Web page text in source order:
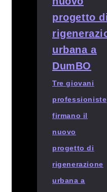
Tre giovani
professioniste
firmano il
nuovo
progetto di
rigenerazione
urbana a